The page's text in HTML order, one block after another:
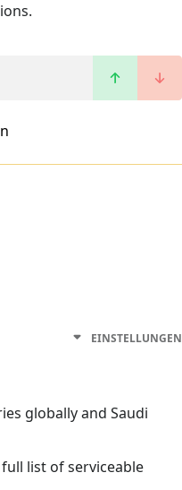
EINSTELLUNGEN
globally and Saudi
list of serviceable